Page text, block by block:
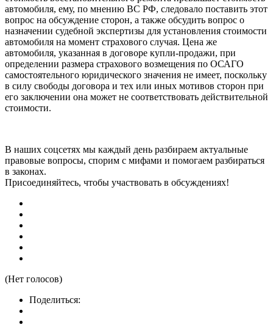
автомобиля, ему, по мнению ВС РФ, следовало поставить этот
вопрос на обсуждение сторон, а также обсудить вопрос о
назначении судебной экспертизы для установления стоимости
автомобиля на момент страхового случая. Цена же
автомобиля, указанная в договоре купли-продажи, при
определении размера страхового возмещения по ОСАГО
самостоятельного юридического значения не имеет, поскольку
в силу свободы договора и тех или иных мотивов сторон при
его заключении она может не соответствовать действительной
стоимости.
В наших соцсетях мы каждый день разбираем актуальные
правовые вопросы, спорим с мифами и помогаем разбираться
в законах.
Присоединяйтесь, чтобы участвовать в обсуждениях!
(Нет голосов)
Поделиться: